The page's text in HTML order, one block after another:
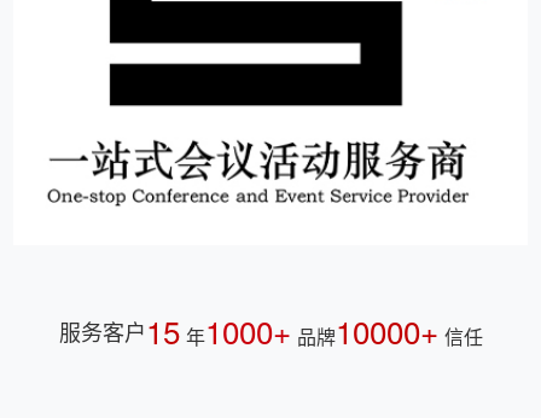
服务客户15 年1000+ 品牌10000+ 信任